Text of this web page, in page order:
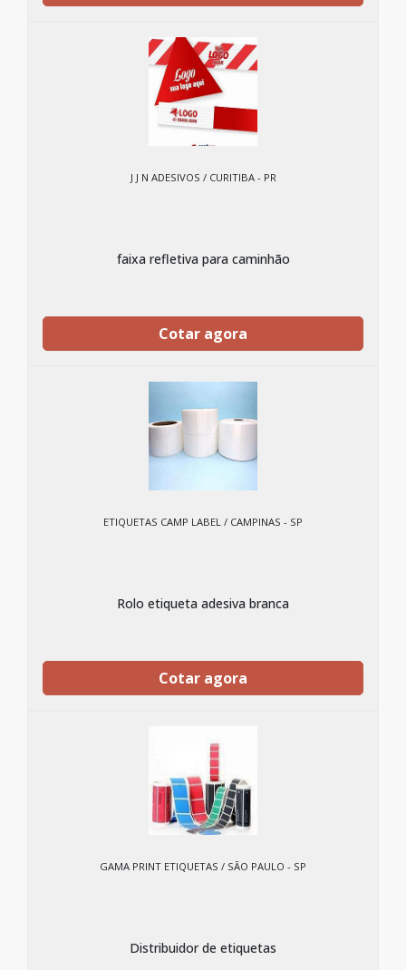
J J N ADESIVOS / CURITIBA - PR
faixa refletiva para caminhão
Cotar agora
ETIQUETAS CAMP LABEL / CAMPINAS - SP
Rolo etiqueta adesiva branca
Cotar agora
GAMA PRINT ETIQUETAS / SÃO PAULO - SP
Distribuidor de etiquetas